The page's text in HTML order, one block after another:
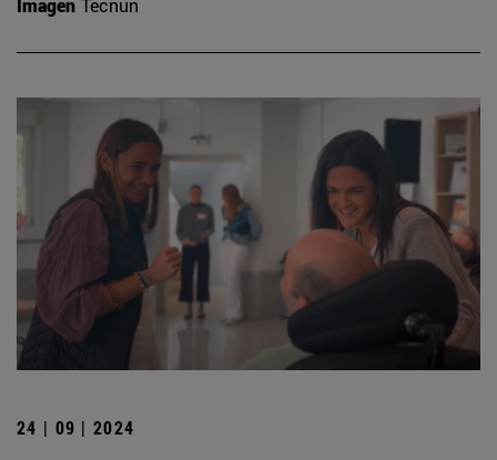
Imagen Tecnun
24 | 09 | 2024